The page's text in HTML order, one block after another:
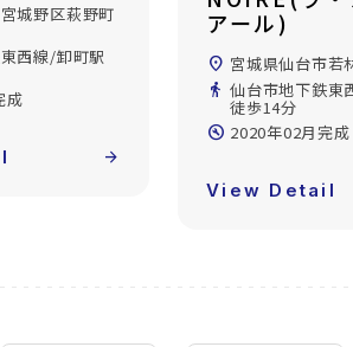
若林区蒲町
東西線/卸町駅
location_on 宮城県仙台市
目
directions_walk 仙台市地下鉄
徒歩7分
build_circle 2019年11月